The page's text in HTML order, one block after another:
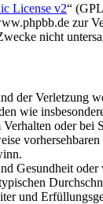
License v2“
zur
nicht
der
wie
oder
und